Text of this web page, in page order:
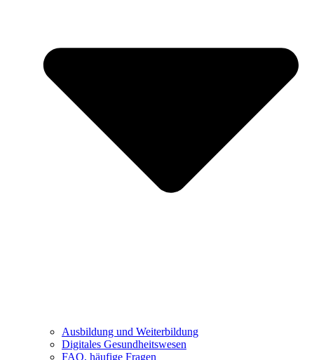
Ausbildung und Weiterbildung
Digitales Gesundheitswesen
FAQ, häufige Fragen